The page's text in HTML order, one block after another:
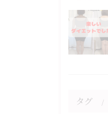
タグ